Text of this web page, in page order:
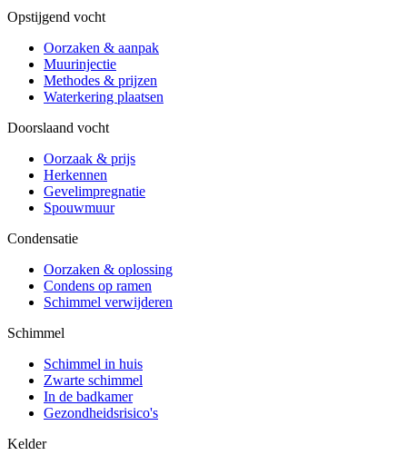
Opstijgend vocht
Oorzaken & aanpak
Muurinjectie
Methodes & prijzen
Waterkering plaatsen
Doorslaand vocht
Oorzaak & prijs
Herkennen
Gevelimpregnatie
Spouwmuur
Condensatie
Oorzaken & oplossing
Condens op ramen
Schimmel verwijderen
Schimmel
Schimmel in huis
Zwarte schimmel
In de badkamer
Gezondheidsrisico's
Kelder